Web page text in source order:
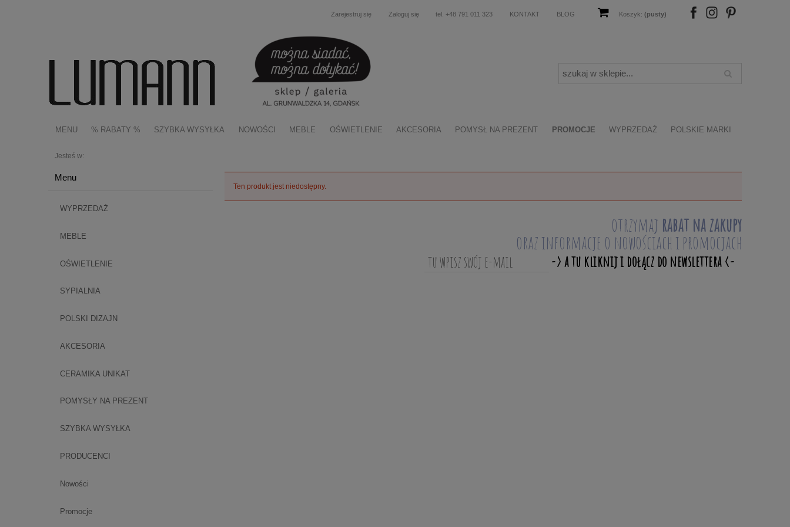
Zarejestruj się Zaloguj się tel. +48 791 011 323 KONTAKT BLOG Koszyk: (pusty) FB IN
MENU % RABATY % SZYBKA WYSYŁKA NOWOŚCI MEBLE OŚWIETLENIE AKCESORIA POMYSŁ NA PREZENT PROMOCJE WYPRZEDAŻ POLSKIE MARKI
Jesteś w:
Menu
WYPRZEDAŻ
MEBLE
OŚWIETLENIE
SYPIALNIA
POLSKI DIZAJN
AKCESORIA
CERAMIKA UNIKAT
POMYSŁY NA PREZENT
SZYBKA WYSYŁKA
PRODUCENCI
Nowości
Promocje
Ten produkt jest niedostępny.
otrzymaj rabat na zakupy
oraz informacje o nowościach i promocjach